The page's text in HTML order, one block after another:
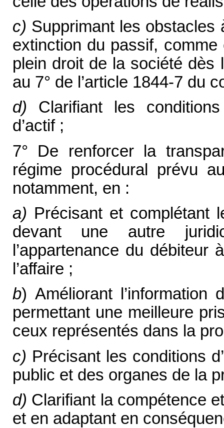
c) Supprimant les obstacles
extinction du passif,
plein droit de la société dès
au 7° de l’article 1844-7 du
d) Clarifiant les
d’actif ;
7° De renforcer la
régime procédural prévu
notamment, en :
a) Précisant et complétant
devant une autre
l’appartenance du débiteur
l’affaire ;
b) Améliorant
permettant une meilleure
ceux représentés dans la
c) Précisant les conditions
public et des organes de la
d) Clarifiant la compétence
et en adaptant en